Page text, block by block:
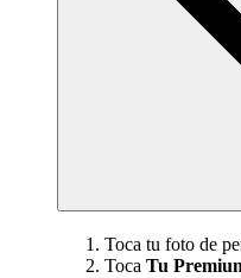
Toca tu foto de
Toca Tu